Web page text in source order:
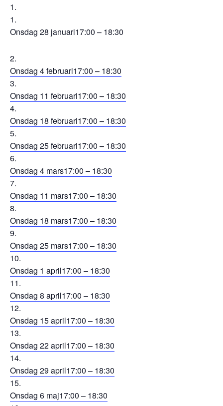
Onsdag 28 januari17:00 – 18:30
Onsdag 4 februari17:00 – 18:30
Onsdag 11 februari17:00 – 18:30
Onsdag 18 februari17:00 – 18:30
Onsdag 25 februari17:00 – 18:30
Onsdag 4 mars17:00 – 18:30
Onsdag 11 mars17:00 – 18:30
Onsdag 18 mars17:00 – 18:30
Onsdag 25 mars17:00 – 18:30
Onsdag 1 april17:00 – 18:30
Onsdag 8 april17:00 – 18:30
Onsdag 15 april17:00 – 18:30
Onsdag 22 april17:00 – 18:30
Onsdag 29 april17:00 – 18:30
Onsdag 6 maj17:00 – 18:30